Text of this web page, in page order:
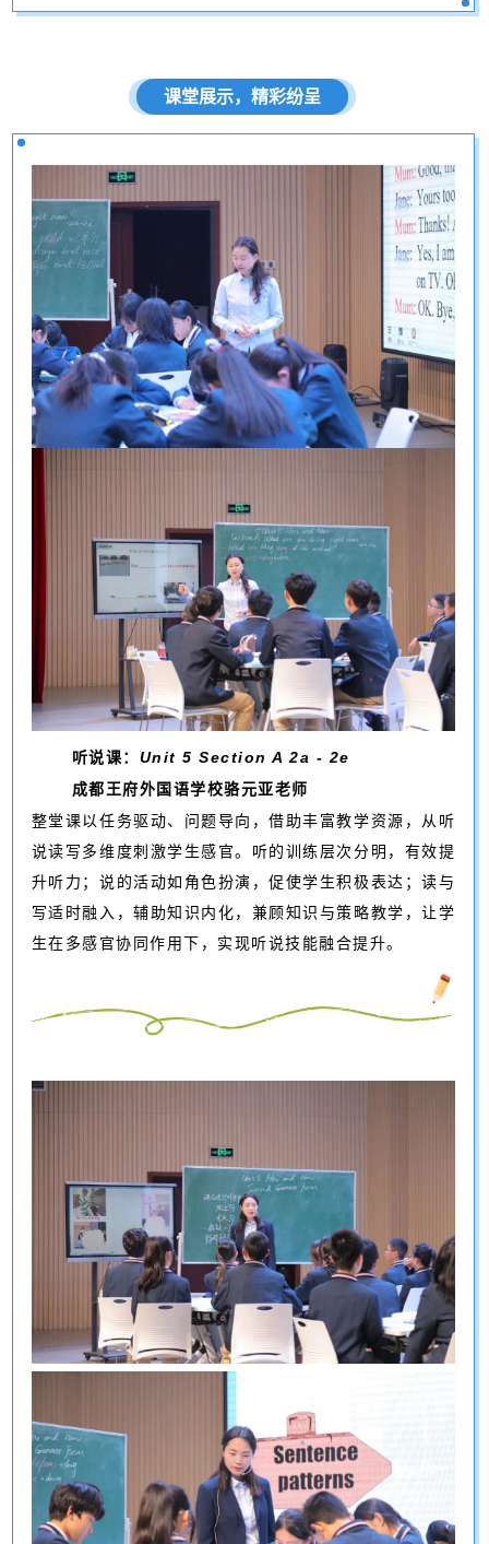
课堂展示，精彩纷呈
听说课： Unit 5 Section A 2a - 2e
成都王府外国语学校骆元亚老师
整堂课以任务驱动、问题导向，借助丰富教学资源，从听
说读写多维度刺激学生感官。听的训练层次分明，有效提
升听力；说的活动如角色扮演，促使学生积极表达；读与
写适时融入，辅助知识内化，兼顾知识与策略教学，让学
生在多感官协同作用下，实现听说技能融合提升。